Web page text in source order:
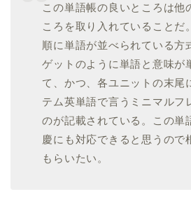
この単語帳の良いところは他
ころを取り入れていることだ
順に単語が並べられている方
ゲットのように単語と意味が
て、かつ、各ユニットの末尾
テム英単語で言うミニマルフ
のが記載されている。この単
慶にも対応できると思うので
もらいたい。